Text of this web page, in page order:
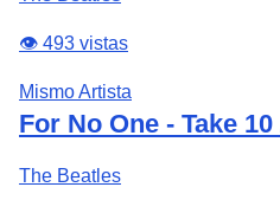
👁️ 493 vistas
Mismo Artista
For No One - Take
The Beatles